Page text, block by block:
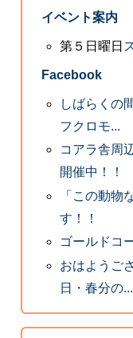
イベント案内
第５日曜日
Facebook
しばらくの
フクロモ...
コアラ舎周
開催中！！
「この動物
す！！
ゴールドコ
おはようご
日・春分の...